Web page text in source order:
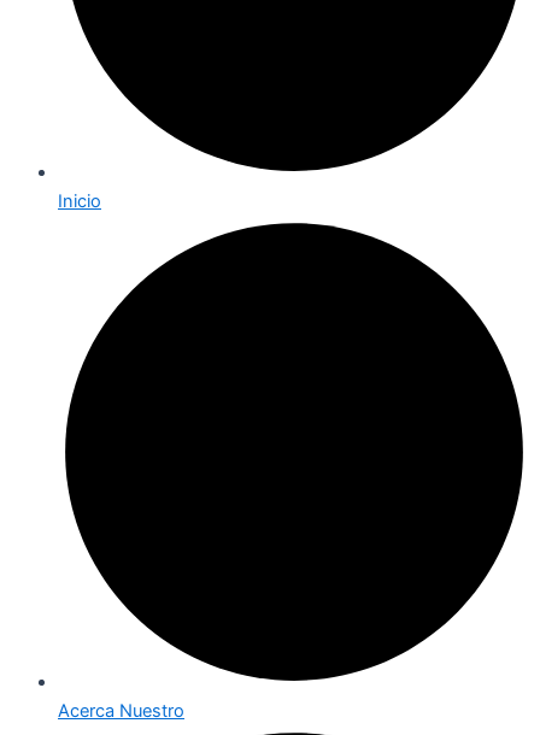
Inicio
Acerca Nuestro